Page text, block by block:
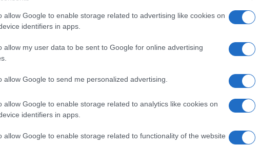
allow Google to enable storage related to advertising like cookies on
identifiers in apps.
allow my user data to be sent to Google for online advertising
allow Google to send me personalized advertising.
allow Google to enable storage related to analytics like cookies on
identifiers in apps.
allow Google to enable storage related to functionality of the website
I